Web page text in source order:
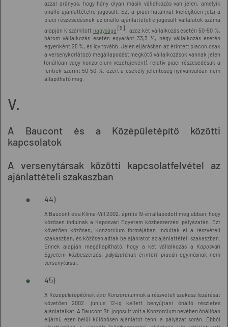
azzal arányos, hogy hány olyan másik vállalkozás van jelen, amelyik
önálló ajánlattételre jogosult. Ezt a piaci hatalmat kielégítően jelzi a
piaci részesedésnek az önálló ajánlattételre jogosult vállalatok száma
alapján kiszámított nagysága [5] , azaz két vállalkozás esetén 50-50 %,
három vállalkozás esetén egyaránt 33,3 %, négy vállalkozás esetén
egyenként 25 %, és így tovább. Jelen eljárásban az érintett piacon csak
a versenykorlátozó megállapodást megkötő vállalkozások vannak jelen
(önállóan vagy konzorcium vezetőjeként), relatív piaci részesedésük a
fentiek szerint 50-50 %, ezért a csekély jelentőség nyilvánvalóan nem
állapítható meg.
V.
A Baucont és a Középületépítő közötti
kapcsolatok
A versenytársak közötti kapcsolatfelvétel az
ajánlattételi szakaszban
44)
A Baucont és a Klíma-Vill 2002. április 19-én állapodott meg abban, hogy
közösen indulnak a Kaposvári Egyetem közbeszerzési pályázatán. Ezt
követően közösen, Konzorcium formájában indultak el a részvételi
szakaszban, és közösen adtak be ajánlatot az ajánlattételi szakaszban.
Ennek alapján megállapítható, hogy a két vállalkozás a Kaposvári
Egyetem közbeszerzési pályázatának érintett piacán egymásnak nem
versenytársai.
45)
A Középületépítőnek és a Konzorciumnak a részvételi szakasz lezárását
követően 2002. június 12-ig kellett benyújtani önálló részletes
ajánlataikat. A Baucont Rt. jogosult volt a Konzorcium nevében önállóan
eljárni, ezen belül különösen ajánlatot tenni a pályázat során. Ebből